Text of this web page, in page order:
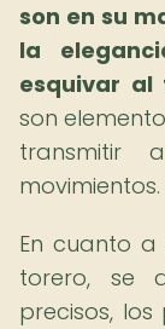
son en su
la
esquivar al
son
movimientos.
En cuanto a
torero, se
precisos,